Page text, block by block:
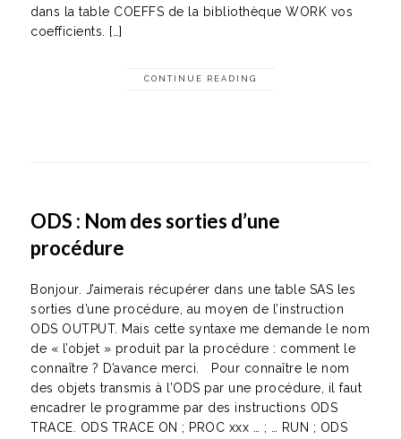
dans la table COEFFS de la bibliothèque WORK vos
coefficients. […]
CONTINUE READING
ODS : Nom des sorties d’une
procédure
Bonjour. J’aimerais récupérer dans une table SAS les
sorties d’une procédure, au moyen de l’instruction
ODS OUTPUT. Mais cette syntaxe me demande le nom
de « l’objet » produit par la procédure : comment le
connaître ? D’avance merci. Pour connaître le nom
des objets transmis à l’ODS par une procédure, il faut
encadrer le programme par des instructions ODS
TRACE. ODS TRACE ON ; PROC xxx … ; … RUN ; ODS